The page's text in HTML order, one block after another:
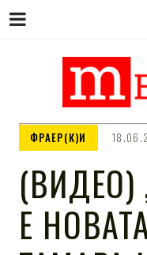
M
ФРАЕР(К)И
(ВИДЕО)
Е